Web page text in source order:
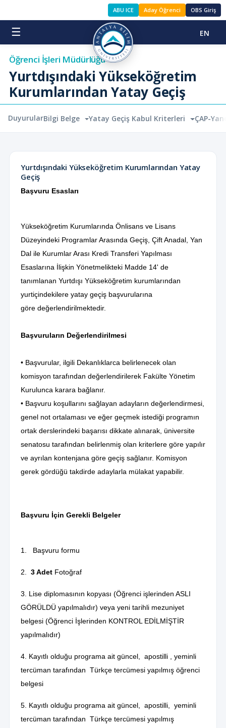
ABU ICE Aday Öğrenci OBS Giriş
☰ EN
Öğrenci İşleri Müdürlüğü
Yurtdışındaki Yükseköğretim
Kurumlarından Yatay Geçiş
DuyurularBilgi Belge Yatay Geçiş Kabul Kriterleri ÇAP-
Yurtdışındaki Yükseköğretim Kurumlarından Yatay
Geçiş
Başvuru Esasları
Yükseköğretim Kurumlarında Önlisans ve Lisans
Düzeyindeki Programlar Arasında Geçiş, Çift Anadal, Yan
Dal ile Kurumlar Arası Kredi Transferi Yapılması
Esaslarına İlişkin Yönetmelikteki Madde 14' de
tanımlanan Yurtdışı Yükseköğretim kurumlarından
yurtiçindekilere yatay geçiş başvurularına
göre değerlendirilmektedir.
Başvuruların Değerlendirilmesi
• Başvurular, ilgili Dekanlıklarca belirlenecek olan
komisyon tarafından değerlendirilerek Fakülte Yönetim
Kurulunca karara bağlanır.
• Başvuru koşullarını sağlayan adayların değerlendirmesi,
genel not ortalaması ve eğer geçmek istediği programın
ortak derslerindeki başarısı dikkate alınarak, üniversite
senatosu tarafından belirlenmiş olan kriterlere göre yapılır
ve ayrılan kontenjana göre geçiş sağlanır. Komisyon
gerek gördüğü takdirde adaylarla mülakat yapabilir.
Başvuru İçin Gerekli Belgeler
1. Başvuru formu
2. 3 Adet Fotoğraf
3. Lise diplomasının kopyası (Öğrenci işlerinden ASLI
GÖRÜLDÜ yapılmalıdır) veya yeni tarihli mezuniyet
belgesi (Öğrenci İşlerinden KONTROL EDİLMİŞTİR
yapılmalıdır)
4. Kayıtlı olduğu programa ait güncel, apostilli , yeminli
tercüman tarafından Türkçe tercümesi yapılmış öğrenci
belgesi
5. Kayıtlı olduğu programa ait güncel, apostilli, yeminli
tercüman tarafından Türkçe tercümesi yapılmış